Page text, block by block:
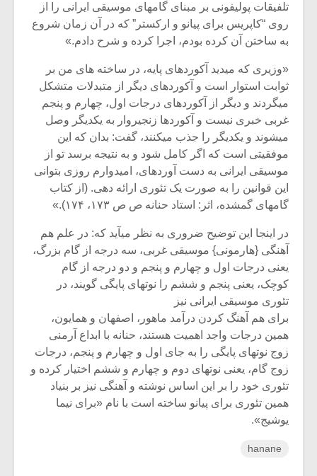
تلفیقات پولیفونی بر مبنای‏ گامهای موسیقی ایرانی را از
روی “کاپریس برای پیانو و ارکستر” که در آن زمان‏ شروع
به ساختن آن کرده بودم، اجرا کرده و شرح دادم.»
«وزیری که می‏دید آکوردهای پایه، در ساخته‏ های من بر
ثوابت استوار است و آکوردهای دیگر از متبدلات‏ متشکل
می‏گردند و دیگر از آکوردهای درجات اول، چهارم و پنجم
غربی خبری‏ نیست و آکوردها زنجیروار به یکدیگر وصل
می‏شوند و یکدیگر را جذب می‏کنند، گفت: بدان که این
موفقیتی است که اگر کامل شود و به نتیجه برسد تو از
موسیقی‏ ایرانی به دست آورده‏ای، امیدوارم روزی بتوانی
این قوانین را به صورت یک تئوری ارائه‏ دهی. (از کتاب
گامهای گمشده، اثر: استاد حنانه ص ص ۱۷۳، ۱۷۴).»
در اینجا این توضیح ضروری به نظر می‏آید که: در علم هم
آهنگی {هارمونی} موسیقی غربی، سه درجه از گام بزرگ،
یعنی درجات اول و چهارم و پنجم و دو درجه از گام‏
کوچک، یعنی پنجم و ششم را نوت‏های پایگی گویند، در
تئوری موسیقی ایرانی نیز
برای هم آهنگ کردن درآمد ماهور، اصفهان و همایون،
همین درجات واجد اهمیت‏ هستند، حنانه با ابداع آرمنی
زوج نوت‏های پایگی را به جای اول و چهارم و پنجم، درجات
زوج گام، یعنی نوتهای دوم و چهارم و ششم اختیار کرده و
تئوری خود را بر این اساس نوشته و آهنگی نیز بر بنیاد
همین تئوری برای پیانو ساخته است با نام «برای‏ نیما
یوشیج».
hanane